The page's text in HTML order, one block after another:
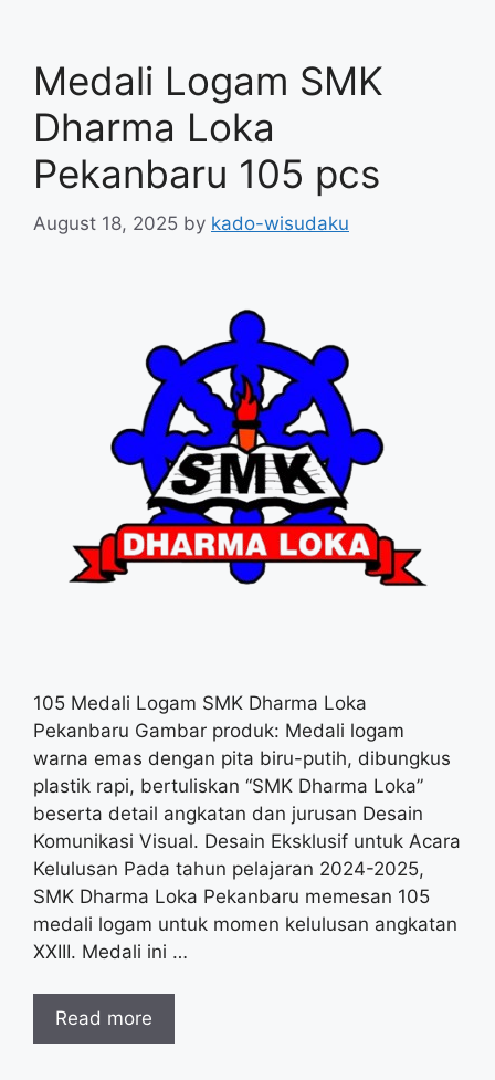
Medali Logam SMK
Dharma Loka
Pekanbaru 105 pcs
August 18, 2025 by kado-wisudaku
105 Medali Logam SMK Dharma Loka
Pekanbaru Gambar produk: Medali logam
warna emas dengan pita biru-putih, dibungkus
plastik rapi, bertuliskan “SMK Dharma Loka”
beserta detail angkatan dan jurusan Desain
Komunikasi Visual. Desain Eksklusif untuk Acara
Kelulusan Pada tahun pelajaran 2024-2025,
SMK Dharma Loka Pekanbaru memesan 105
medali logam untuk momen kelulusan angkatan
XXIII. Medali ini …
Read more